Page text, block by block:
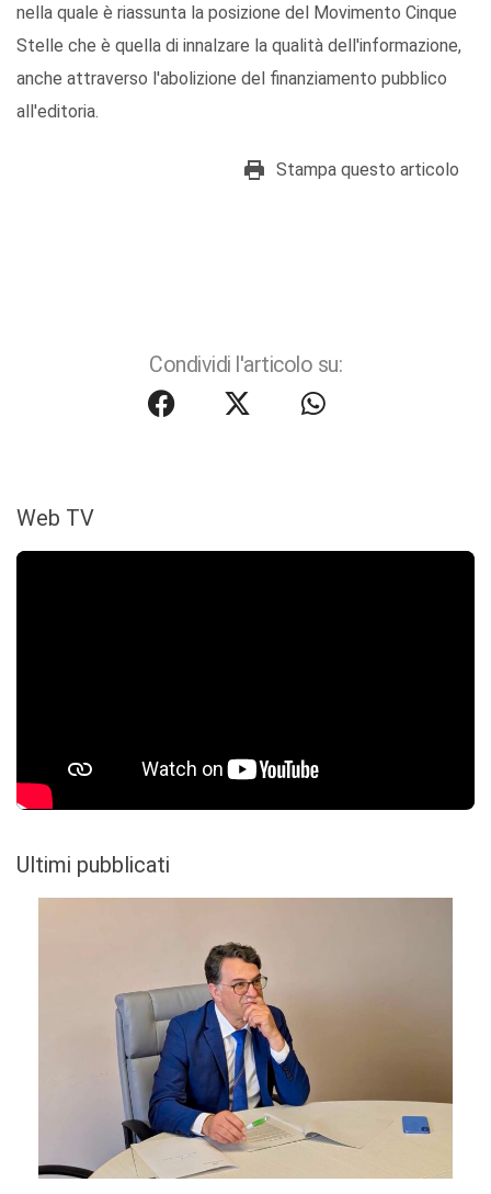
nella quale è riassunta la posizione del Movimento Cinque
Stelle che è quella di innalzare la qualità dell'informazione,
anche attraverso l'abolizione del finanziamento pubblico
all'editoria.
Stampa questo articolo
Condividi l'articolo su:
Web TV
Ultimi pubblicati